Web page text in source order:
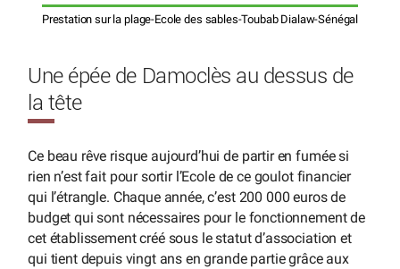
Prestation sur la plage-Ecole des sables-Toubab Dialaw-Sénégal
Une épée de Damoclès au dessus de
la tête
Ce beau rêve risque aujourd’hui de partir en fumée si
rien n’est fait pour sortir l’Ecole de ce goulot financier
qui l’étrangle. Chaque année, c’est 200 000 euros de
budget qui sont nécessaires pour le fonctionnement de
cet établissement créé sous le statut d’association et
qui tient depuis vingt ans en grande partie grâce aux